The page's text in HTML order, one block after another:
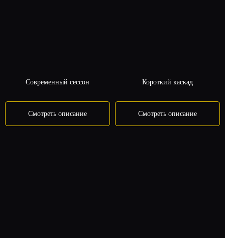
Современный сессон
Смотреть описание
Короткий каскад
Смотреть описание